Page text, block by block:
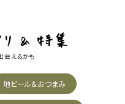
会えるかも
地ビール＆おつまみ